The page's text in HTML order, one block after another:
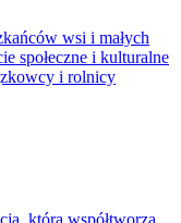
wsi i małych
społeczne i kulturalne
i rolnicy